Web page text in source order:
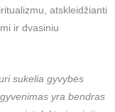
atskleidžianti
ir dvasiniu
sukelia gyvybės
yra bendras